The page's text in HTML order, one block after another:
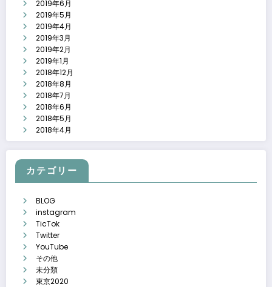
2019年6月
2019年5月
2019年4月
2019年3月
2019年2月
2019年1月
2018年12月
2018年8月
2018年7月
2018年6月
2018年5月
2018年4月
カテゴリー
BLOG
instagram
TicTok
Twitter
YouTube
その他
未分類
東京2020